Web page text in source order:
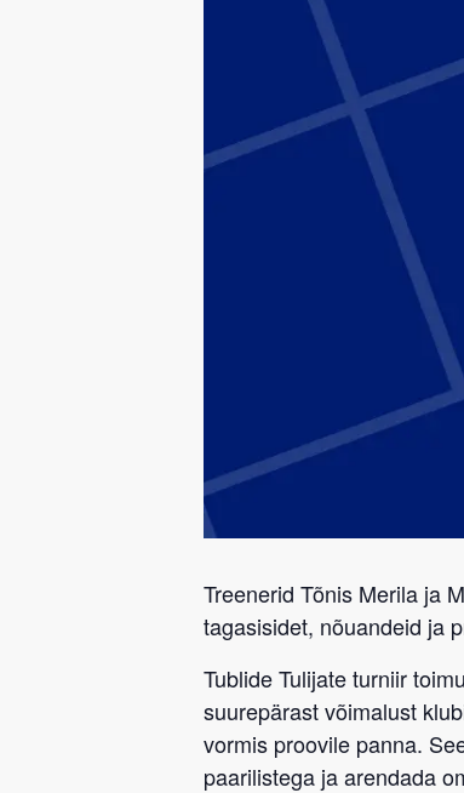
Treenerid Tõnis Merila ja
tagasisidet, nõuandeid ja
Tublide Tulijate turniir
suurepärast võimalust
vormis proovile panna.
paarilistega ja arendada